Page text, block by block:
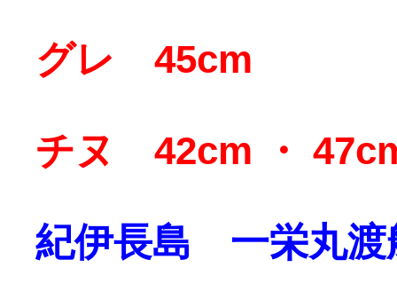
グレ 45cm
チヌ 42cm ・
紀伊長島 一栄丸渡